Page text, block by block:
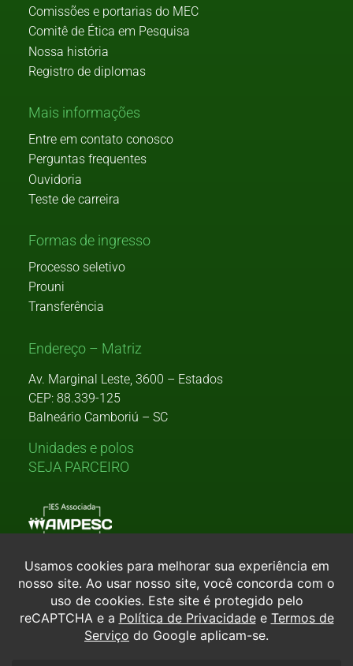
Comissões e portarias do MEC
Comitê de Ética em Pesquisa
Nossa história
Registro de diplomas
Mais informações
Entre em contato conosco
Perguntas frequentes
Ouvidoria
Teste de carreira
Formas de ingresso
Processo seletivo
Prouni
Transferência
Endereço – Matriz
Av. Marginal Leste, 3600 – Estados
CEP: 88.339-125
Balneário Camboriú – SC
Unidades e polos
SEJA PARCEIRO
Consulte aqui o cadastro da Instituição no Sistema e-Mec.
Ou, se preferir,
clique aqui.